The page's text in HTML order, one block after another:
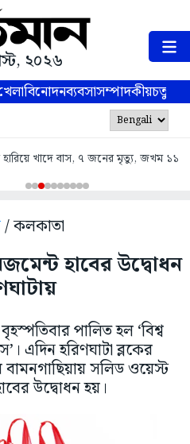
২০২৬
বিনোদনব্যবসাসম্পাদকীয়
হারিয়ে খাদে বাস, ৭ জনের মৃত্যু, জখম ১১
/ কলকাতা
হাবের উদ্বোধন
পালিত হল ‘বিশ্ব
এদিন হরিণঘাটা ব্লকের
বামনগাছিয়ায় সলিড ওয়েস্ট
উদ্বোধন হয়।